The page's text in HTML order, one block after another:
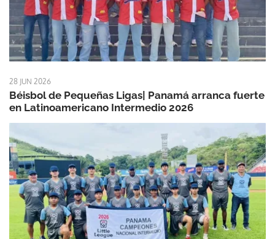
28 JUN 2026
Béisbol de Pequeñas Ligas| Panamá arranca fuerte
en Latinoamericano Intermedio 2026